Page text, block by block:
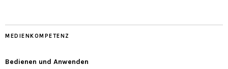
MEDIENKOMPETENZ
Bedienen und Anwenden